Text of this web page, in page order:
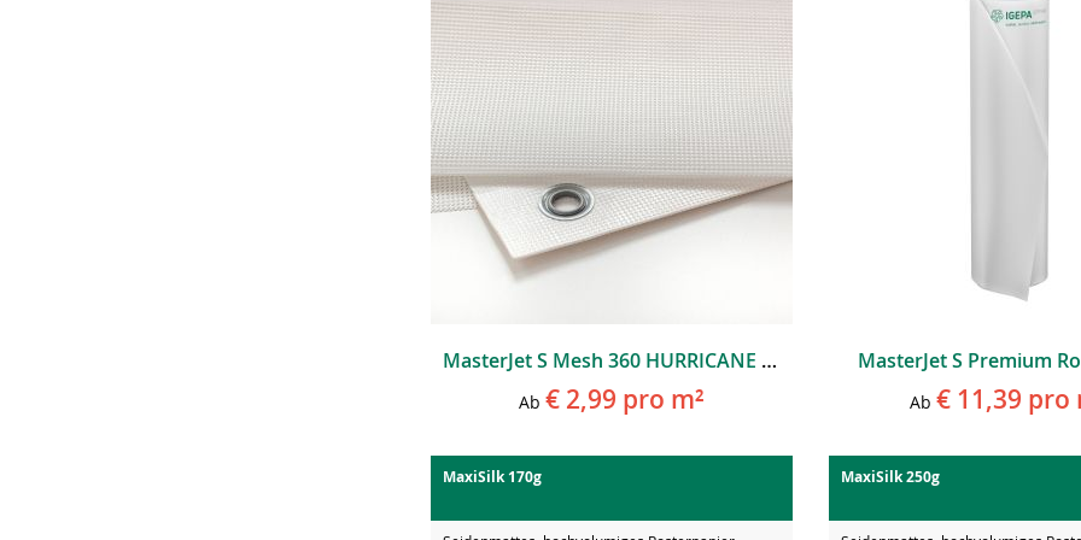
MasterJet S Mesh 360 HURRICANE PVC-Mesh B1 Mit Liner
Ab € 2,99 pro m²
MasterJet S Premium
Ab € 11,39 pro
MaxiSilk 170g MaxiSilk 250g